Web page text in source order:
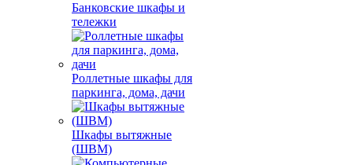
Банковские шкафы и
тележки
Роллетные шкафы для
паркинга, дома, дачи
Шкафы вытяжные
(ШВМ)